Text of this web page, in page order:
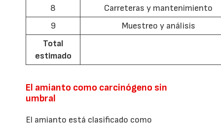
8
Carreteras y mantenimiento
9
Muestreo y análisis
Total
estimado
El amianto como carcinógeno sin
umbral
El amianto está clasificado como